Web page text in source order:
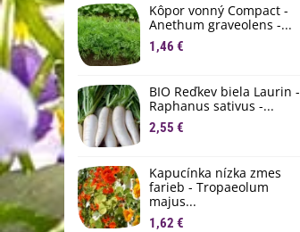
Kôpor vonný Compact -
Anethum graveolens -...
1,46 €
BIO Reďkev biela Laurin -
Raphanus sativus -...
2,55 €
Kapucínka nízka zmes
farieb - Tropaeolum
majus...
1,62 €